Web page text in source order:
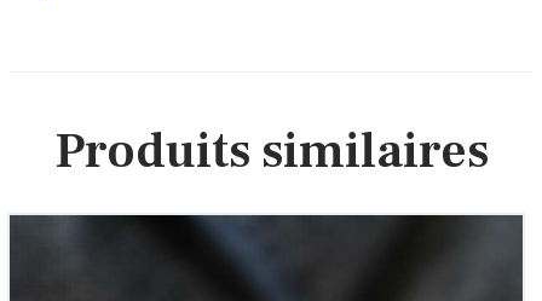
Produits similaires
Longines « Maison Royale de Jordanie »